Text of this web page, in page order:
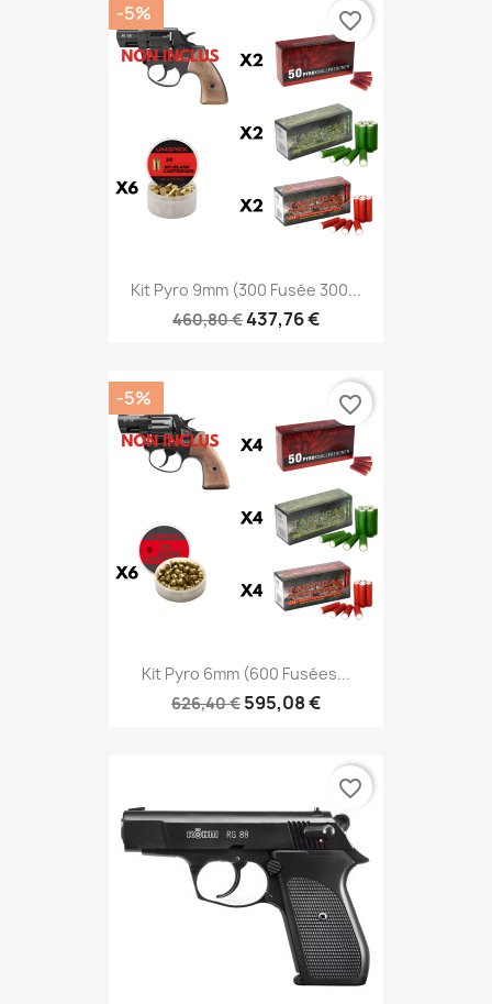
Kit Pyro 9mm (300 Fusée 300...
460,80 €437,76 €
-5% favorite_border
Kit Pyro 6mm (600 Fusées...
626,40 € 595,08 €
-5% favorite_border
favorite_border